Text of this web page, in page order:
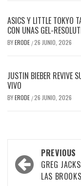
ASICS Y LITTLE TOKYO
CON UNAS GEL-
BYERODE /26 JUNIO, 2026
JUSTIN BIEBER REVIVE
VIVO
BYERODE /26 JUNIO, 2026
PREVIOUS
GREG
LAS